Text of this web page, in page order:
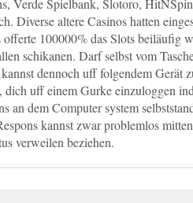
Verde Spielbank, Slotoro,
Diverse altere Casinos hatten
100000% das Slots beiläufig
schikanen. Darf selbst vom
dennoch uff folgendem Gerät
uff einem Gurke einzuloggen
an dem Computer system
kannst zwar problemlos
verweilen beziehen.